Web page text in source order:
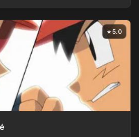
⭐ 5.0